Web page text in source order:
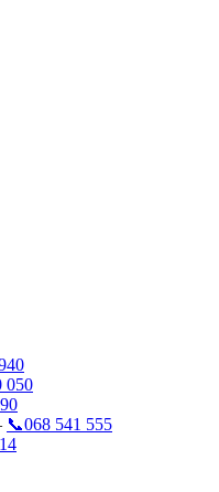
050
📞068 541 555